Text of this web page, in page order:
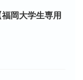
岡大学生専用